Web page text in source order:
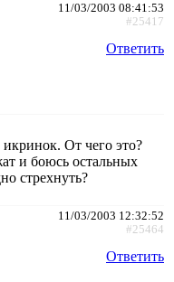
11/03/2003 08:41:53
#25417
Ответить
От чего это?
и боюсь остальных
стрехнуть?
11/03/2003 12:32:52
#25464
Ответить